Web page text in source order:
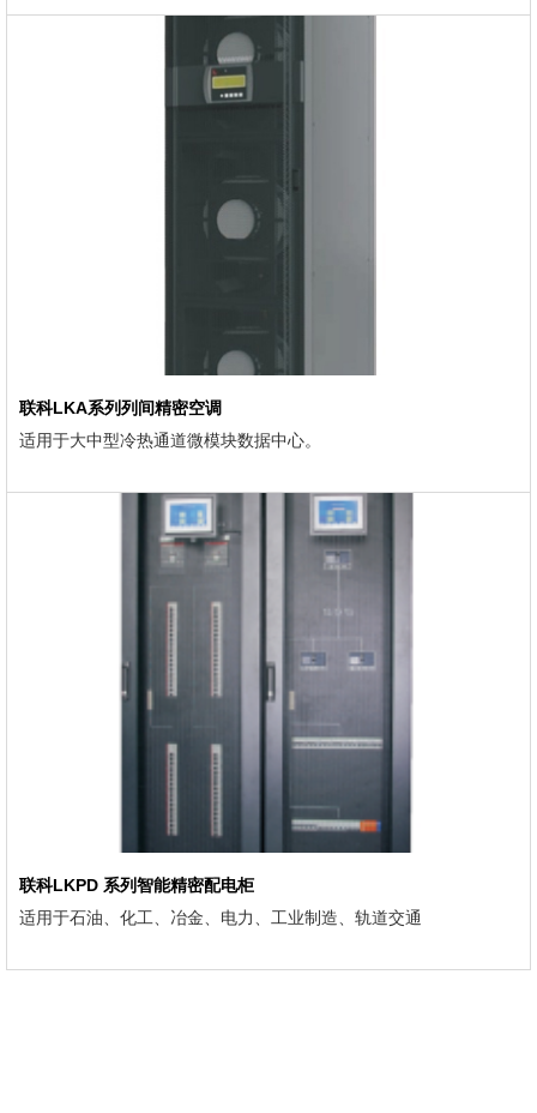
联科LKA系列列间精密空调
适用于大中型冷热通道微模块数据中心。
联科LKPD 系列智能精密配电柜
适用于石油、化工、冶金、电力、工业制造、轨道交通